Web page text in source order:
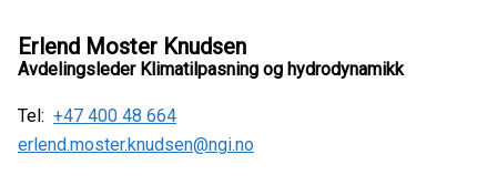
Erlend Moster Knudsen
Avdelingsleder Klimatilpasning og hydrodynamikk
Tel: +47 400 48 664
erlend.moster.knudsen@ngi.no